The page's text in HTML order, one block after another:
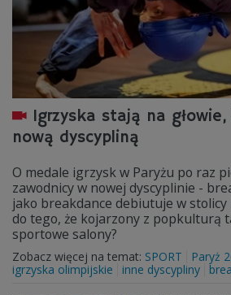
Igrzyska stają na
nową dyscypliną
O medale igrzysk w Paryżu po raz
zawodnicy w nowej dyscyplinie -
jako breakdance debiutuje w stolicy
do tego, że kojarzony z popkulturą
sportowe salony?
Zobacz więcej na temat: SPORT
Paryż
igrzyska olimpijskie
inne dyscypliny